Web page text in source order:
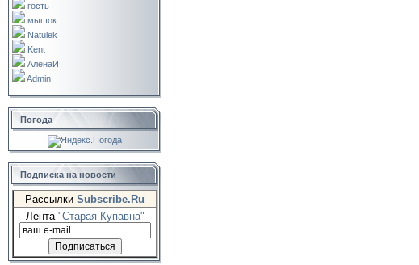
гость
мышок
Natulek
Kent
АленаИ
Admin
Погода
Подписка на новости
Рассылки Subscribe.Ru
Лента "Старая Купавна"